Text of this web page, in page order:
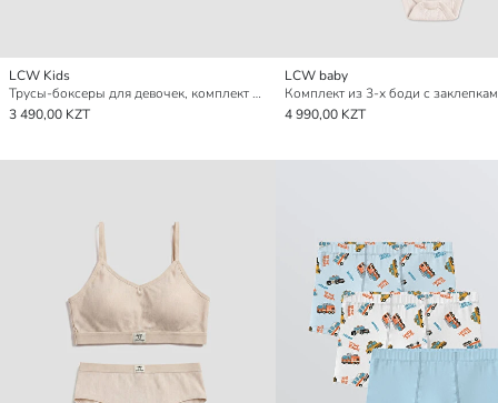
LCW Kids
Трусы-боксеры для девочек, комплект из 3 штук
3 490,00 KZT
LCW baby
4 990,00 KZT